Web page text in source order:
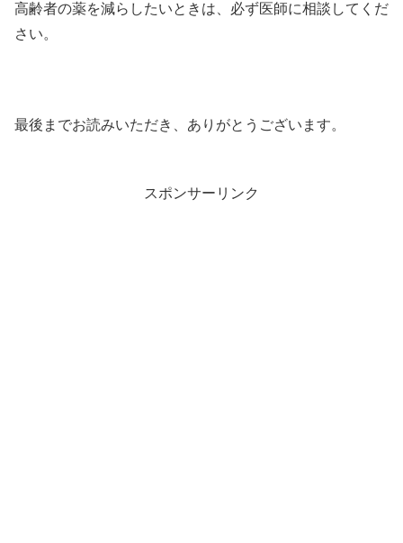
高齢者の薬を減らしたいときは、必ず医師に相談してくだ
さい。
最後までお読みいただき、ありがとうございます。
スポンサーリンク